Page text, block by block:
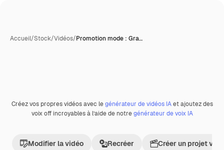
Accueil/Stock/Vidéos/Promotion mode : Gra…
Premium
Créez vos propres vidéos avec legénérateur de vidéos IAet ajoutez des
voix off incroyables à l’aide de notregénérateur de voix IA
Modifier la vidéo Recréer Créer un projet